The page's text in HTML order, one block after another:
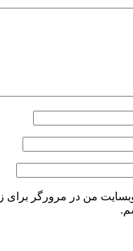
وبسایت من در مرورگر برای